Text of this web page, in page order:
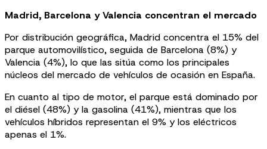
Madrid, Barcelona y Valencia concentran el mercado
Por distribución geográfica, Madrid concentra el 15% del
parque automovilístico, seguida de Barcelona (8%) y
Valencia (4%), lo que las sitúa como los principales
núcleos del mercado de vehículos de ocasión en España.
En cuanto al tipo de motor, el parque está dominado por
el diésel (48%) y la gasolina (41%), mientras que los
vehículos híbridos representan el 9% y los eléctricos
apenas el 1%.